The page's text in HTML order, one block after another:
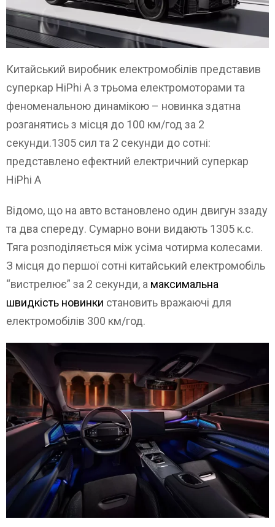
Китайський виробник електромобілів представив
суперкар HiPhi A з трьома електромоторами та
феноменальною динамікою – новинка здатна
розганятись з місця до 100 км/год за 2
секунди.1305 сил та 2 секунди до сотні:
представлено ефектний електричний суперкар
HiPhi A
Відомо, що на авто встановлено один двигун ззаду
та два спереду. Сумарно вони видають 1305 к.с.
Тяга розподіляється між усіма чотирма колесами.
З місця до першої сотні китайський електромобіль
“вистрелює” за 2 секунди, а максимальна
швидкість новинки становить вражаючі для
електромобілів 300 км/год.